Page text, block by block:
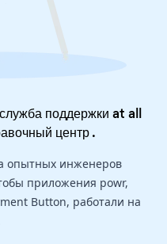
поддержки at all
центр.
опытных инженеров
приложения powr,
Button, работали на